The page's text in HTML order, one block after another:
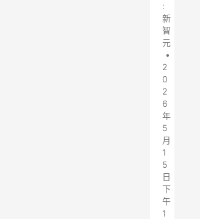
:
新
智
元
•
2
0
2
6
年
5
月
1
5
日
下
午
1